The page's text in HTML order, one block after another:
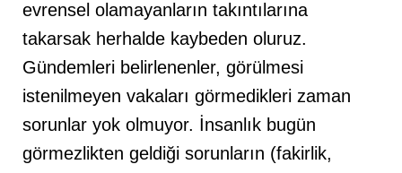
evrensel olamayanların takıntılarına
takarsak herhalde kaybeden oluruz.
Gündemleri belirlenenler, görülmesi
istenilmeyen vakaları görmedikleri zaman
sorunlar yok olmuyor. İnsanlık bugün
görmezlikten geldiği sorunların (fakirlik,